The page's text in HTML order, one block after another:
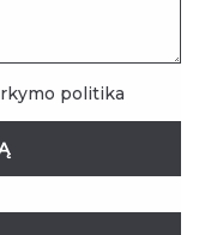
politika